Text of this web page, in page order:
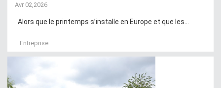
Avr 02,2026
Alors que le printemps s’installe en Europe et que les...
Entreprise